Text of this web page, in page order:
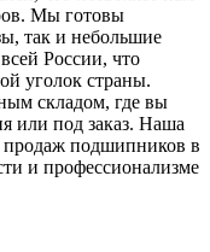
Мы готовы
так и небольшие
России, что
уголок страны.
складом, где вы
или под заказ. Наша
продаж подшипников в
и профессионализме